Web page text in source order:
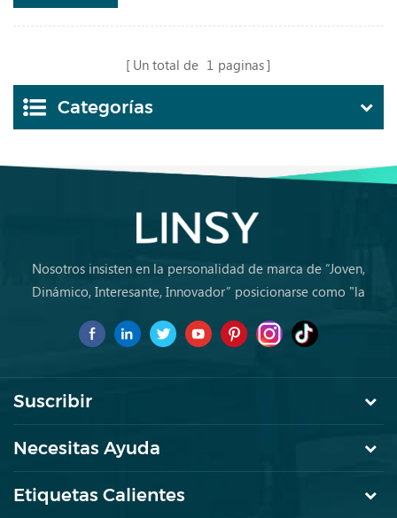
Un total de 1 paginas
Categorías
Nosotros insisten en la personalidad de marca de “Joven,
Dinámico, Interesante, Innovador” posicionarse como "la
por primera vez.
Suscribir
Necesitas Ayuda
Etiquetas Calientes